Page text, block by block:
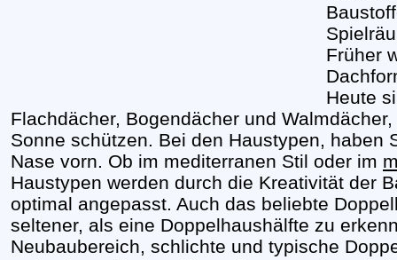
Früher
Heute
Flachdächer, Bogendächer und
Sonne schützen. Bei den Haustypen, haben
Nase vorn. Ob im mediterranen Stil oder im
Haustypen werden durch die Kreativität der
optimal angepasst. Auch das beliebte
seltener, als eine Doppelhaushälfte zu
Neubaubereich, schlichte und typische